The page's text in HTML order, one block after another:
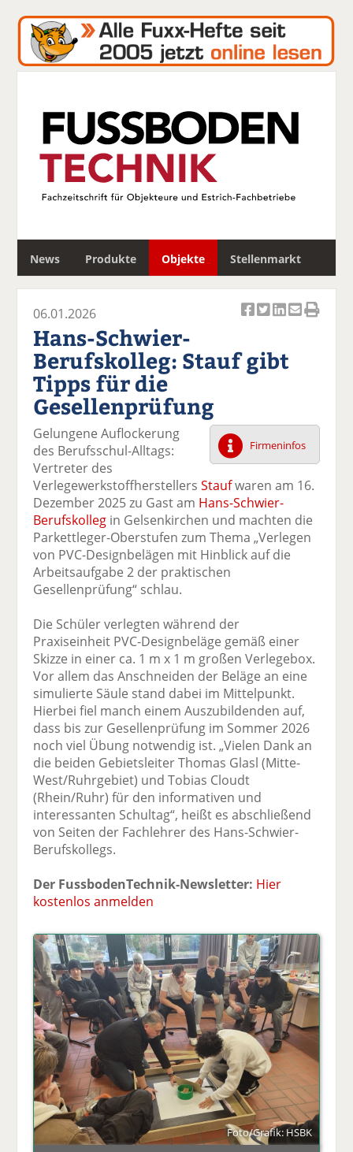
News Produkte Objekte Stellenmarkt
c
k
el
F
ac
e
b
o
o
k
te
k
el
tt
er
n
k
Li
n
k
e
di
n
te
il
k
E
m
ai
l
er
se
n
ck
e
n
06.01.2026
Hans-Schwier-
Berufskolleg: Stauf gibt
Tipps für die
Gesellenprüfung
Firmeninfos
Gelungene Auflockerung
des Berufsschul-Alltags:
Vertreter des
VerlegewerkstoffherstellersStaufwaren am 16.
Dezember 2025 zu Gast am Hans-Schwier-
Berufskolleg in Gelsenkirchen und machten die
Parkettleger-Oberstufen zum Thema „Verlegen
von PVC-Designbelägen mit Hinblick auf die
Arbeitsaufgabe 2 der praktischen
Gesellenprüfung“ schlau.
Die Schüler verlegten während der
Praxiseinheit PVC-Designbeläge gemäß einer
Skizze in einer ca. 1 m x 1 m großen Verlegebox.
Vor allem das Anschneiden der Beläge an eine
simulierte Säule stand dabei im Mittelpunkt.
Hierbei fiel manch einem Auszubildenden auf,
dass bis zur Gesellenprüfung im Sommer 2026
noch viel Übung notwendig ist. „Vielen Dank an
die beiden Gebietsleiter Thomas Glasl (Mitte-
West/Ruhrgebiet) und Tobias Cloudt
(Rhein/Ruhr) für den informativen und
interessanten Schultag“, heißt es abschließend
von Seiten der Fachlehrer des Hans-Schwier-
Berufskollegs.
Der FussbodenTechnik-Newsletter: Hier
kostenlos anmelden
Foto/Grafik: HSBK